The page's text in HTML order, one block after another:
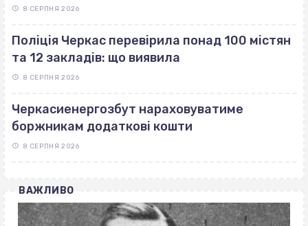
8 СЕРПНЯ 2026
Поліція Черкас перевірила понад 100 містян
та 12 закладів: що виявила
8 СЕРПНЯ 2026
Черкасиенергозбут нараховуватиме
боржникам додаткові кошти
8 СЕРПНЯ 2026
ВАЖЛИВО